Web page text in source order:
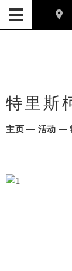
特里斯
主页 — 活动 —